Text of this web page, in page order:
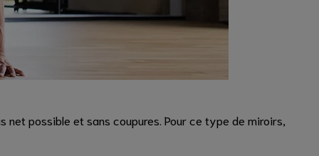
possible et sans coupures. Pour ce type de miroirs,